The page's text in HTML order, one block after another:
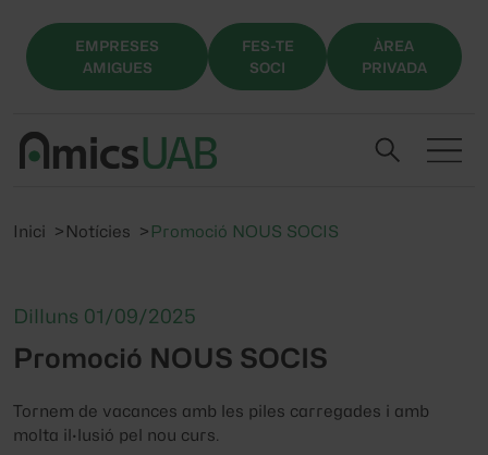
EMPRESES
AMIGUES
FES-TE
SOCI
ÀREA
PRIVADA
Inici Notícies Promoció NOUS SOCIS
Dilluns 01/09/2025
Promoció NOUS SOCIS
Tornem de vacances amb les piles carregades i amb
molta il·lusió pel nou curs.